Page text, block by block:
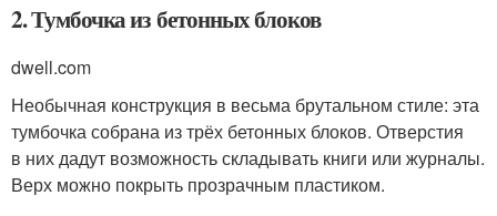
2. Тумбочка из бетонных блоков
dwell.com
Необычная конструкция в весьма брутальном стиле: эта
тумбочка собрана из трёх бетонных блоков. Отверстия
в них дадут возможность складывать книги или журналы.
Верх можно покрыть прозрачным пластиком.